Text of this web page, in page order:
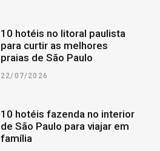
10 hotéis no litoral paulista
para curtir as melhores
praias de São Paulo
22/07/2026
10 hotéis fazenda no interior
de São Paulo para viajar em
família